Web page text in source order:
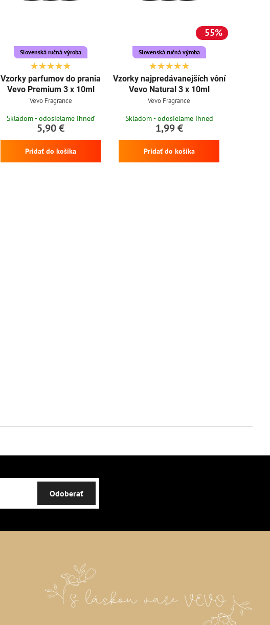
Slovenská ručná výroba
Vzorky parfumov do prania
Vevo Premium 3 x 10ml
Vevo Fragrance
Skladom - odosielame ihneď
5,90 €
Pridať do košíka
55%
Slovenská ručná výroba
Vzorky najpredávanejších vôní
Vevo Natural 3 x 10ml
Vevo Fragrance
Skladom - odosielame ihneď
1,99 €
Pridať do košíka
Odoberať